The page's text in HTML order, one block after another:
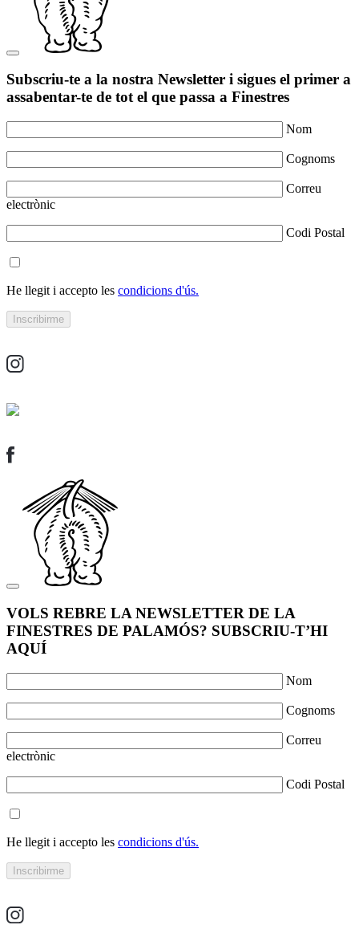
Subscriu-te a la nostra Newsletter i sigues el primer a
assabentar-te de tot el que passa a Finestres
Nom
Cognoms
Correu
electrònic
Codi Postal
He llegit i accepto les condicions d'ús.
VOLS REBRE LA NEWSLETTER DE LA
FINESTRES DE PALAMÓS? SUBSCRIU-T’HI
AQUÍ
Nom
Cognoms
Correu
electrònic
Codi Postal
He llegit i accepto les condicions d'ús.